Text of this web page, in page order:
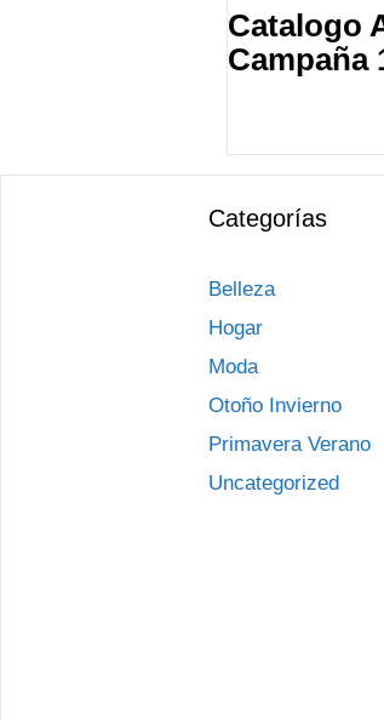
Catalogo
Campaña
Categorías
Belleza
Hogar
Moda
Otoño Invierno
Primavera Verano
Uncategorized